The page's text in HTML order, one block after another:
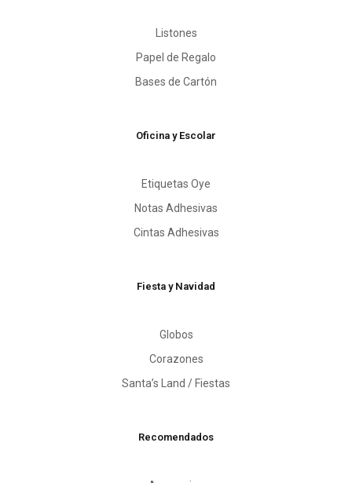
Listones
Papel de Regalo
Bases de Cartón
Oficina y Escolar
Etiquetas Oye
Notas Adhesivas
Cintas Adhesivas
Fiesta y Navidad
Globos
Corazones
Santa’s Land / Fiestas
Recomendados